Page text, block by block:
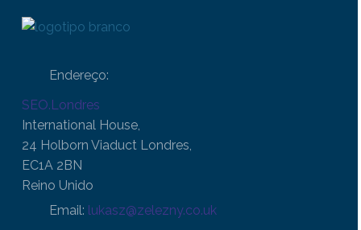
Endereço:
SEO.Londres
International House,
24 Holborn Viaduct Londres,
EC1A 2BN
Reino Unido
Email: lukasz@zelezny.co.uk